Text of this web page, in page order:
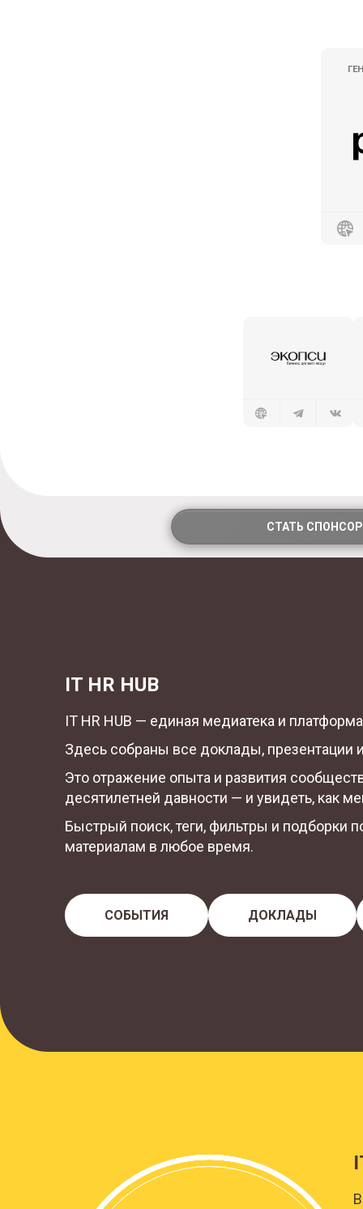
СТАТЬ
IT HR HUB
IT HR HUB — единая медиатека и
Здесь собраны все доклады, презентации
Это отражение опыта и развития
десятилетней давности — и увидеть, как
Быстрый поиск, теги, фильтры и подборки
материалам в любое время.
СОБЫТИЯ ДОКЛАДЫ